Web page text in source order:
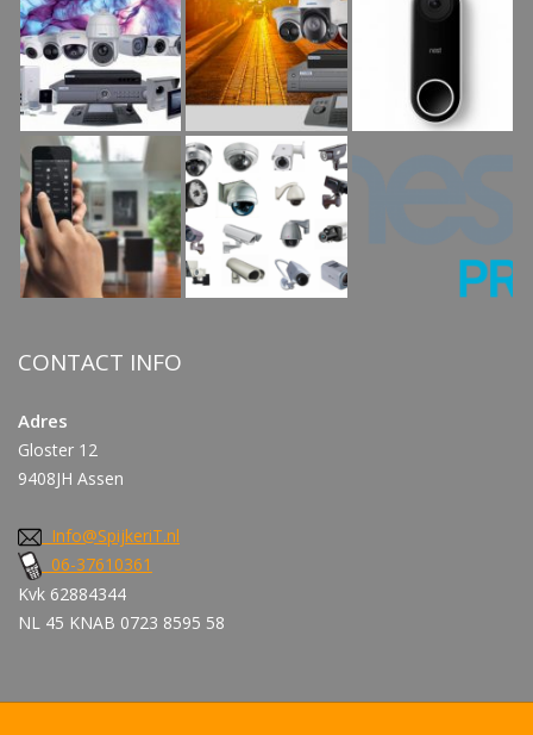
CONTACT INFO
Adres
Gloster 12
9408JH Assen
Info@SpijkeriT.nl
06-37610361
Kvk 62884344
NL 45 KNAB 0723 8595 58